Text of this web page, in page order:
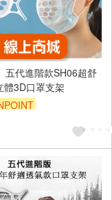
五代進階款SH06超舒
體3D口罩支架